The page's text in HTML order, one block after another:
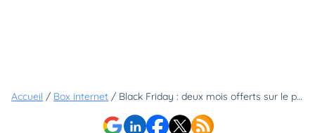
Accueil / Box internet / Black Friday : deux mois offerts sur le plus grand et le meilleur réseau fibre !